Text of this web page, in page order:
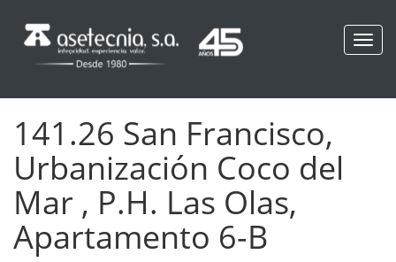
141.26 San Francisco,
Urbanización Coco del
Mar , P.H. Las Olas,
Apartamento 6-B